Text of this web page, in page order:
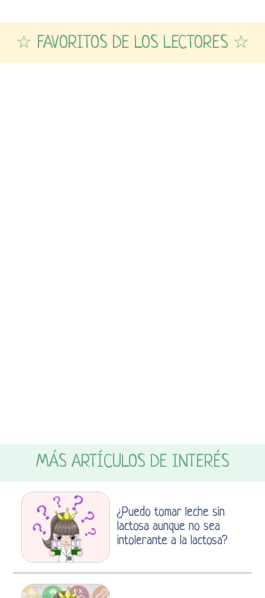
☆ FAVORITOS DE LOS LECTORES ☆
MÁS ARTÍCULOS DE INTERÉS
¿Puedo tomar leche sin
lactosa aunque no sea
intolerante a la lactosa?